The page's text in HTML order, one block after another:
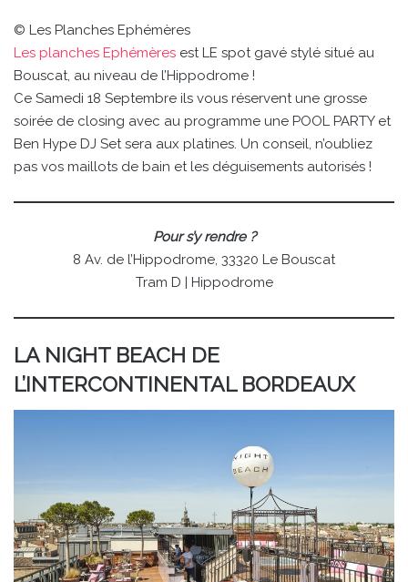
© Les Planches Ephémères
Les planches Ephémères est LE spot gavé stylé situé au
Bouscat, au niveau de l’Hippodrome !
Ce Samedi 18 Septembre ils vous réservent une grosse
soirée de closing avec au programme une POOL PARTY et
Ben Hype DJ Set sera aux platines. Un conseil, n’oubliez
pas vos maillots de bain et les déguisements autorisés !
Pour s’y rendre ?
8 Av. de l’Hippodrome, 33320 Le Bouscat
Tram D | Hippodrome
LA NIGHT BEACH DE
L’INTERCONTINENTAL BORDEAUX